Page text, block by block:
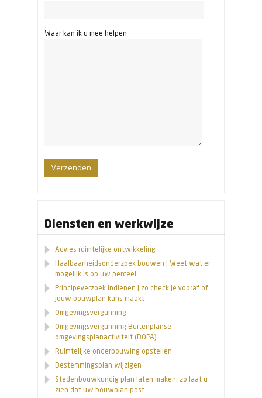
Waar kan ik u mee helpen
Diensten en werkwijze
Advies ruimtelijke ontwikkeling
Haalbaarheidsonderzoek bouwen | Weet wat er
mogelijk is op uw perceel
Principeverzoek indienen | zo check je vooraf of
jouw bouwplan kans maakt
Omgevingsvergunning
Omgevingsvergunning Buitenplanse
omgevingsplanactiviteit (BOPA)
Ruimtelijke onderbouwing opstellen
Bestemmingsplan wijzigen
Stedenbouwkundig plan laten maken: zo laat u
zien dat uw bouwplan past